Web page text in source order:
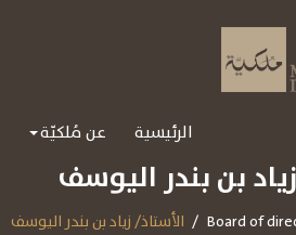
الرئيسية عن مُلكيّة
بن بندر اليوسف
Board of الأستاذ/ زياد بن بندر اليوسف